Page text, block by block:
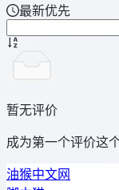
最新优先
暂无评价
成为第一个评价这
油猴中文网